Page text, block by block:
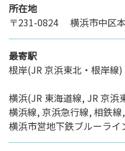
所在地
〒231-0824 横浜市中区
最寄駅
根岸(JR 京浜東北・根岸線)
横浜(JR 東海道線, JR 京浜
横浜線, 京浜急行線, 相鉄
横浜市営地下鉄ブルーライ